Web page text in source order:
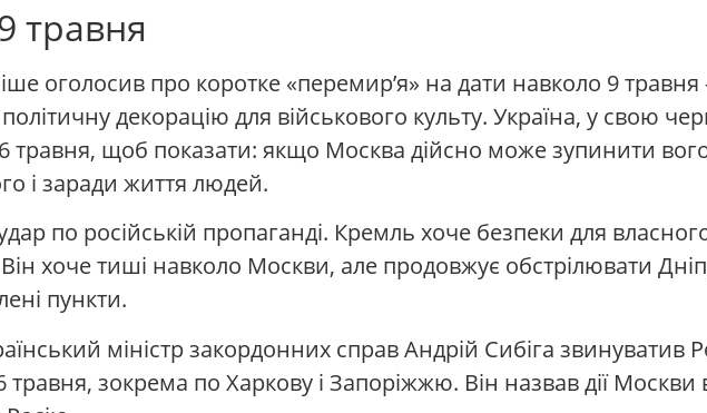
травня
оголосив про коротке «перемир’я» на дати навколо 9
декорацію для військового культу. Україна, у свою
травня, щоб показати: якщо Москва дійсно може зупинити
і заради життя людей.
по російській пропаганді. Кремль хоче безпеки для
хоче тиші навколо Москви, але продовжує обстрілювати
пункти.
міністр закордонних справ Андрій Сибіга звинуватив
травня, зокрема по Харкову і Запоріжжю. Він назвав дії